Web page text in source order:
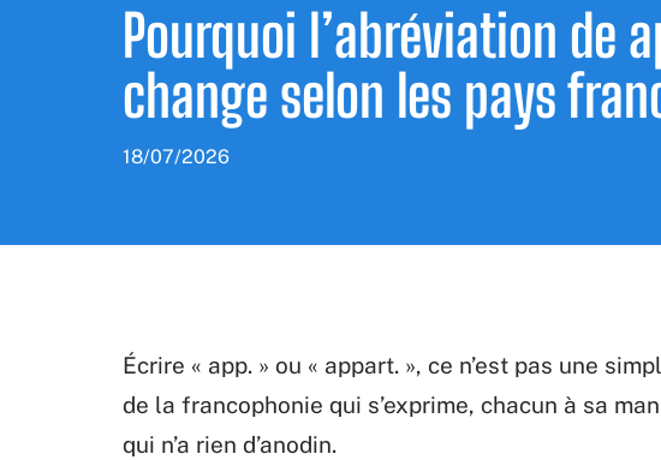
Pourquoi l’abréviation de
change selon les pays
18/07/2026
Écrire « app. » ou « appart. », ce n’est pas une
de la francophonie qui s’exprime, chacun à sa
qui n’a rien d’anodin.